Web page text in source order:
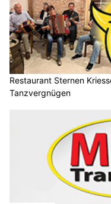
Restaurant Sternen
Tanzvergnügen